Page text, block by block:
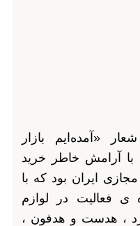
«آمده‌ایم بازار
آرامش خاطر خرید
ایران بود که با
در لوازم
، هدست و هدفون ،